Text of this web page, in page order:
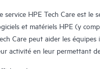
service HPE Tech Care est
et matériels HPE (y
Care peut aider les
activité en leur permettant